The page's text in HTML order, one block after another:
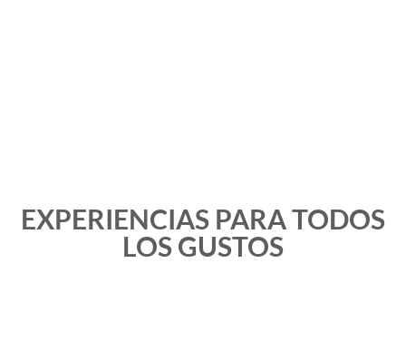
EXPERIENCIAS PARA TODOS
LOS GUSTOS